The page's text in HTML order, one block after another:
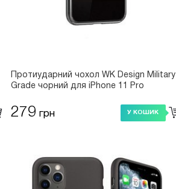
Протиударний чохол WK Design Military
Grade чорний для iPhone 11 Pro
279 грн У КОШИК